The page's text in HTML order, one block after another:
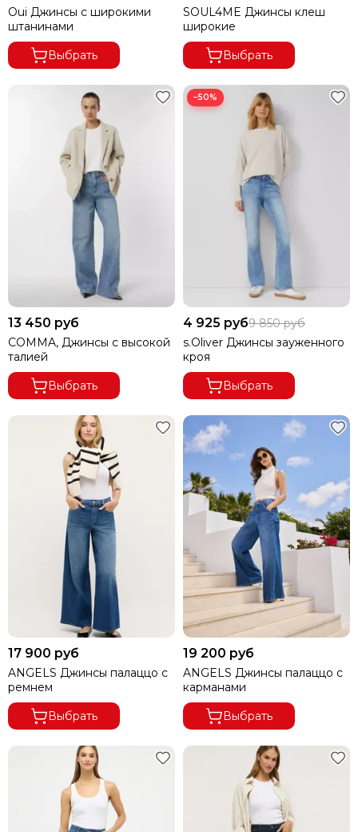
Oui Джинсы с широкими
штанинами
Выбрать
SOUL4ME Джинсы клеш
широкие
Выбрать
13 450 руб
COMMA, Джинсы с высокой
талией
Выбрать
−50%
4 925 руб9 850 руб
s.Oliver Джинсы зауженного
кроя
Выбрать
17 900 руб
ANGELS Джинсы палаццо с
ремнем
Выбрать
19 200 руб
ANGELS Джинсы палаццо с
карманами
Выбрать